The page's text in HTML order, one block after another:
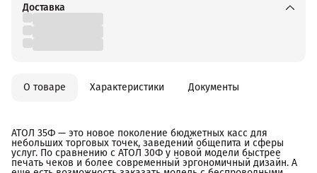
Доставка
О товаре Характеристики Документы
АТОЛ 35Ф — это новое поколение бюджетных касс для
небольших торговых точек, заведений общепита и сферы
услуг. По сравнению с АТОЛ 30Ф у новой модели быстрее
печать чеков и более современный эргономичный дизайн. А